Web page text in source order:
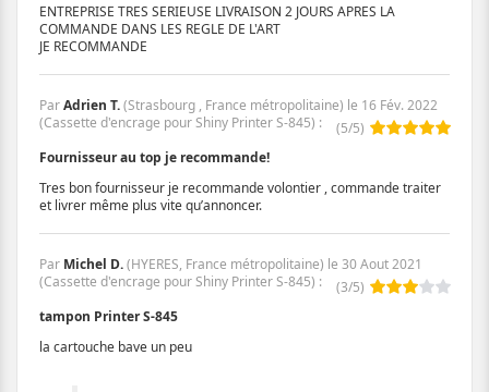
ENTREPRISE TRES SERIEUSE LIVRAISON 2 JOURS APRES LA
COMMANDE DANS LES REGLE DE L'ART
JE RECOMMANDE
ParAdrien T.(Strasbourg , France métropolitaine) le 16 Fév. 2022
(Cassette d'encrage pour Shiny Printer S-845) : (5/5)
Fournisseur au top je recommande!
Tres bon fournisseur je recommande volontier , commande traiter
et livrer même plus vite qu’annoncer.
Par Michel D.(HYERES, France métropolitaine) le 30 Aout 2021
(Cassette d'encrage pour Shiny Printer S-845) : (3/5)
tampon Printer S-845
la cartouche bave un peu